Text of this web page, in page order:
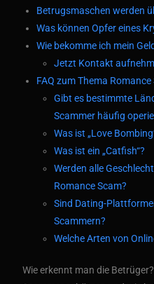
Betrugsmaschen werden
Was können Opfer eines
Wie bekomme ich mein
Jetzt Kontakt
FAQ zum Thema Romance
Gibt es bestimmte
Scammer häufig
Was ist „Love
Was ist ein „Catfish“?
Werden alle
Romance Scam?
Sind Dating-
Scammern?
Welche Arten von
Wie erkennt man die